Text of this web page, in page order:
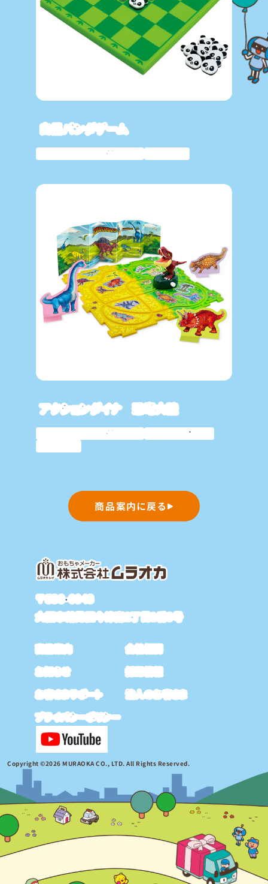
白黒パンダゲーム
ムラオカオリジナル
アクションダイナ 恐竜大陸
ムラオカオリジナル
プレゼント
商品案内に戻る
〒538-0043
大阪市鶴見区今津南2丁目1番8号
商品案内
お知らせ
お客さまサポート
プライバシーポリシー
会社概要
法人のお客さま
Copyright ©2026 MURAOKA CO., LTD. All Rights Reserved.